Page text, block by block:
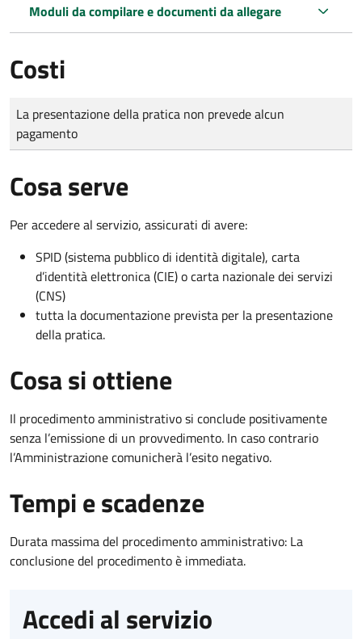
Moduli da compilare e documenti da allegare
Costi
Tipo di pagamento
Importo
La presentazione della pratica non prevede alcun
pagamento
Cosa serve
Per accedere al servizio, assicurati di avere:
SPID (sistema pubblico di identità digitale), carta
d’identità elettronica (CIE) o carta nazionale dei servizi
(CNS)
tutta la documentazione prevista per la presentazione
della pratica.
Cosa si ottiene
Il procedimento amministrativo si conclude positivamente
senza l’emissione di un provvedimento. In caso contrario
l’Amministrazione comunicherà l’esito negativo.
Tempi e scadenze
Durata massima del procedimento amministrativo: La
conclusione del procedimento è immediata.
Accedi al servizio